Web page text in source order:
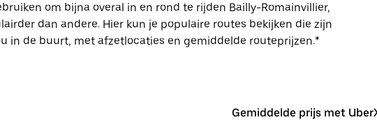
om bijna overal in en rond te rijden Bailly-Romainvillier,
dan andere. Hier kun je populaire routes bekijken die zijn
in de buurt, met afzetlocaties en gemiddelde routeprijzen.*
Gemiddelde prijs met